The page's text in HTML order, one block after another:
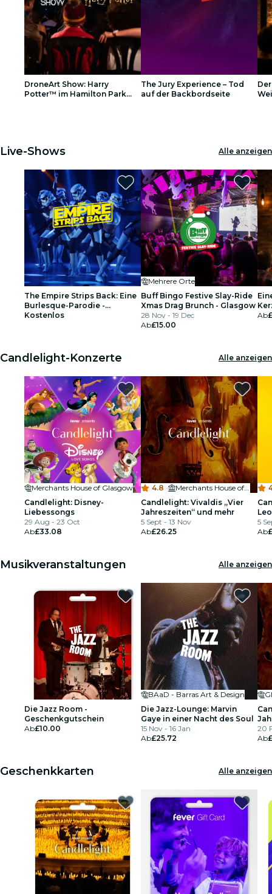
Seoul
Stadttouren
Konzerte
Restaurants
DroneArt Show: Harry
Potter™ im Hamilton Park
The Jury Experience – Tod
auf der Backbordseite
Live-Shows Alle anzeigen
The Empire Strips Back: Eine
Burlesque-Parodie -
Glasgow-Warteliste
Kostenlos
Mehrere Orte
Buff Bingo Festive Slay-Ride
Xmas Drag Brunch - Glasgow
28 Nov - 19 Dec
Ab£15.00
Ab
Candlelight-Konzerte Alle anzeigen
Merchants House of Glasgow
Candlelight: Disney-
Liebessongs
29 Aug - 23 Oct
Ab£33.08
4.8 ·
Merchants House of Glasgow
Candlelight: Vivaldis „Vier
Jahreszeiten“ und mehr
5 Sept - 13 Nov
Ab£26.25
5
Ab
Musikveranstaltungen Alle anzeigen
Die Jazz Room -
Geschenkgutschein
Ab£10.00
BAaD - Barras Art & Design
Die Jazz-Lounge: Marvin
Gaye in einer Nacht des Soul
15 Nov - 16 Jan
Ab£25.72
20
Ab
Geschenkkarten Alle anzeigen